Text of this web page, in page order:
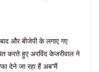
और बीजेपी के लगाए गए
करते हुए अरविंद केजरीवाल ने
देने जा रहा हैं अब‘‘मैं